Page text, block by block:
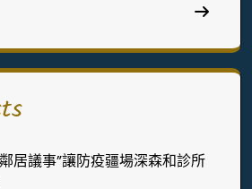
居議事”讓防疫疆場深森和診所